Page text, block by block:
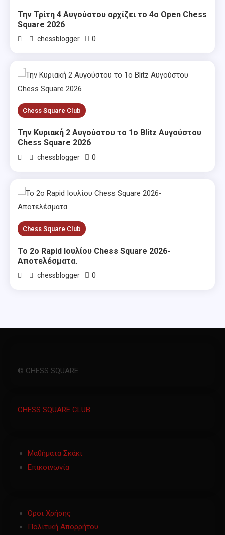
Την Τρίτη 4 Αυγούστου αρχίζει το 4ο Open Chess
Square 2026
chessblogger 0
Chess Square Club
Την Κυριακή 2 Αυγούστου το 1ο Blitz Αυγούστου
Chess Square 2026
chessblogger 0
Chess Square Club
Το 2ο Rapid Ιουλίου Chess Square 2026-
Αποτελέσματα.
chessblogger 0
© CHESS SQUARE
CHESS SQUARE CLUB
Μαθήματα Σκάκι
Επικοινωνία
Όροι Χρήσης
Πολιτική Απορρήτου